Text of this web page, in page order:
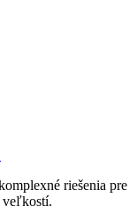
riešenia pre
veľkostí.